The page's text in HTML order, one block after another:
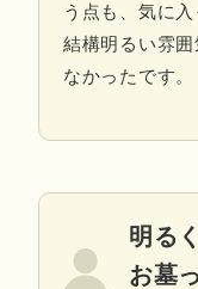
う点も、気に入
結構明るい雰
なかったです。
明る
お墓